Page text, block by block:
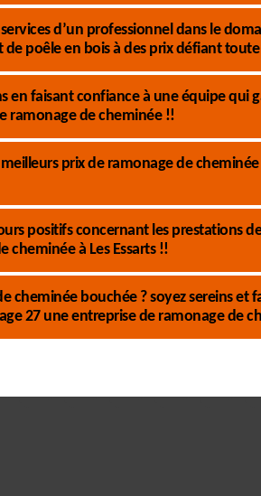
d’un professionnel dans le
de poêle en bois à des prix défiant
en faisant confiance à une équipe qui
ramonage de cheminée !!
prix de ramonage de
positifs concernant les prestations
cheminée à Les Essarts !!
cheminée bouchée ? soyez sereins et
27 une entreprise de ramonage de